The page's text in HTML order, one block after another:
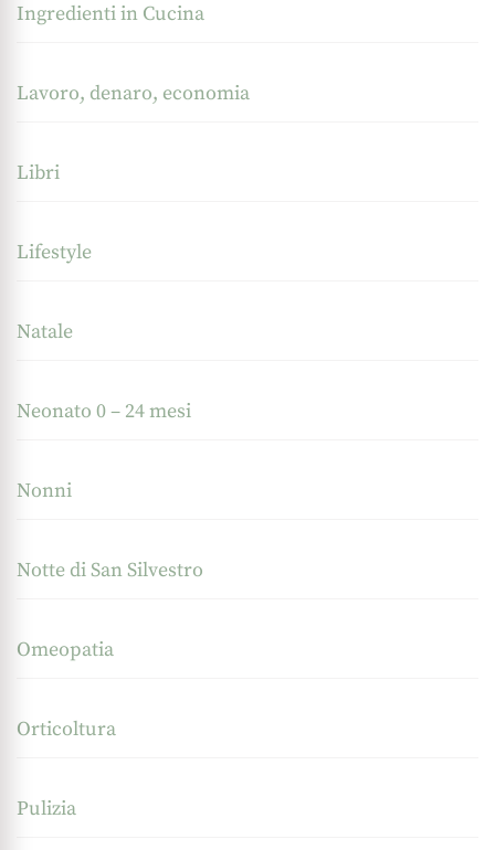
Ingredienti in Cucina
Lavoro, denaro, economia
Libri
Lifestyle
Natale
Neonato 0 – 24 mesi
Nonni
Notte di San Silvestro
Omeopatia
Orticoltura
Pulizia